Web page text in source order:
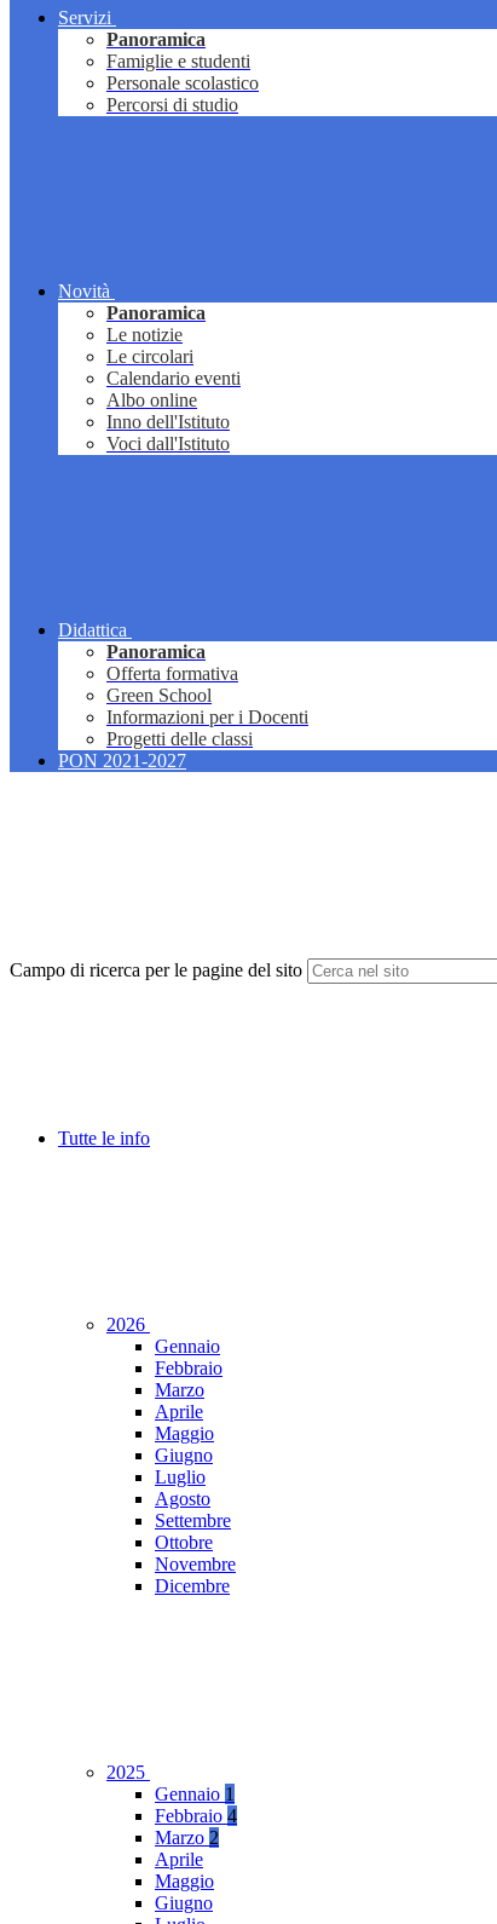
Servizi
Panoramica
Famiglie e studenti
Personale scolastico
Percorsi di studio
Novità
Panoramica
Le notizie
Le circolari
Calendario eventi
Albo online
Inno dell'Istituto
Voci dall'Istituto
Didattica
Panoramica
Offerta formativa
Green School
Informazioni per i Docenti
Progetti delle classi
PON 2021-2027
Campo di ricerca per le pagine del sito
Tutte le info
2026
Gennaio
Febbraio
Marzo
Aprile
Maggio
Giugno
Luglio
Agosto
Settembre
Ottobre
Novembre
Dicembre
2025
Gennaio 1
Febbraio 4
Marzo 2
Aprile
Maggio
Giugno